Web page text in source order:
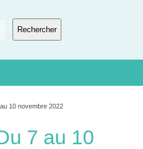
Rechercher
10 novembre 2022
7 au 10